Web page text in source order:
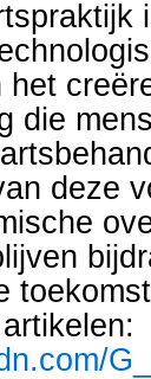
het
die
deze